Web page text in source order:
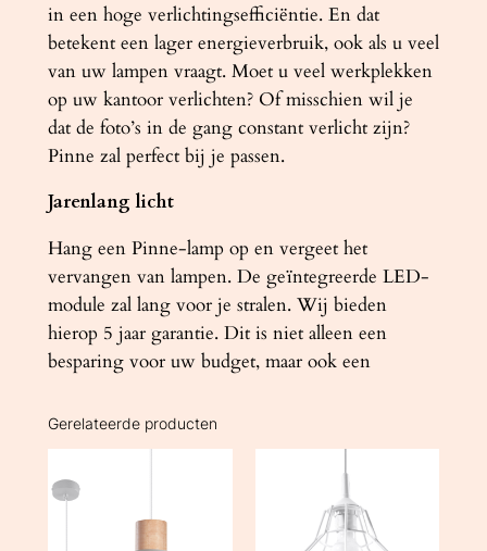
in een hoge verlichtingsefficiëntie. En dat
betekent een lager energieverbruik, ook als u veel
van uw lampen vraagt. Moet u veel werkplekken
op uw kantoor verlichten? Of misschien wil je
dat de foto’s in de gang constant verlicht zijn?
Pinne zal perfect bij je passen.
Jarenlang licht
Hang een Pinne-lamp op en vergeet het
vervangen van lampen. De geïntegreerde LED-
module zal lang voor je stralen. Wij bieden
hierop 5 jaar garantie. Dit is niet alleen een
besparing voor uw budget, maar ook een
Gerelateerde producten